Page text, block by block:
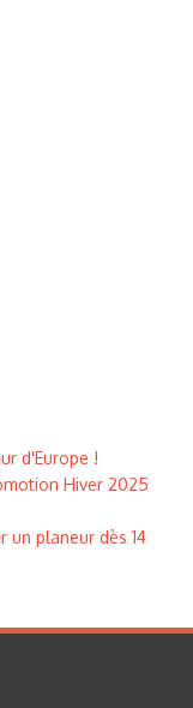
d'Europe !
Hiver 2025
un planeur dès 14